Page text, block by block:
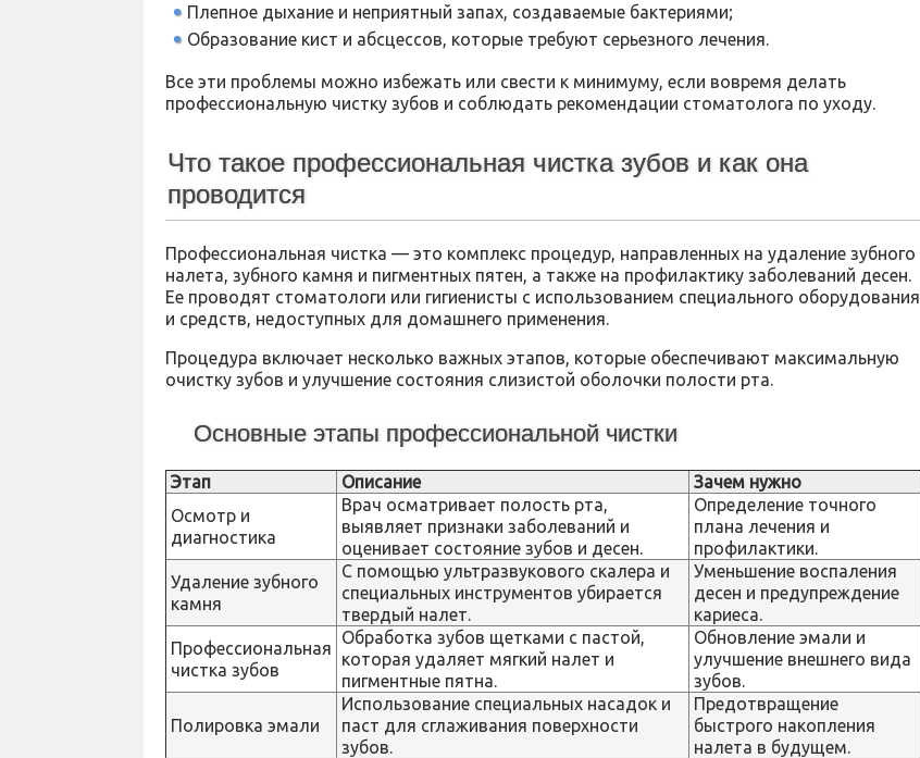
Плепное дыхание и неприятный запах, создаваемые бактериями;
Образование кист и абсцессов, которые требуют серьезного лечения.
Все эти проблемы можно избежать или свести к минимуму, если вовремя делать
профессиональную чистку зубов и соблюдать рекомендации стоматолога по уходу.
Что такое профессиональная чистка зубов и как она
проводится
Профессиональная чистка — это комплекс процедур, направленных на удаление зубного
налета, зубного камня и пигментных пятен, а также на профилактику заболеваний десен.
Ее проводят стоматологи или гигиенисты с использованием специального оборудования
и средств, недоступных для домашнего применения.
Процедура включает несколько важных этапов, которые обеспечивают максимальную
очистку зубов и улучшение состояния слизистой оболочки полости рта.
Основные этапы профессиональной чистки
Этап Описание
Зачем нужно
Осмотр и
диагностика
Врач осматривает полость рта,
выявляет признаки заболеваний и
оценивает состояние зубов и десен.
Определение точного
плана лечения и
профилактики.
Удаление зубного
камня
С помощью ультразвукового скалера и
специальных инструментов убирается
твердый налет.
Уменьшение воспаления
десен и предупреждение
кариеса.
Профессиональная
чистка зубов
Обработка зубов щетками с пастой,
которая удаляет мягкий налет и
пигментные пятна.
Обновление эмали и
улучшение внешнего вида
зубов.
Полировка эмали
Использование специальных насадок и
паст для сглаживания поверхности
зубов.
Предотвращение
быстрого накопления
налета в будущем.